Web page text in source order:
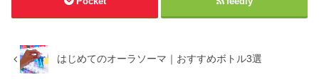
はじめてのオーラソーマ｜おすすめボトル3選